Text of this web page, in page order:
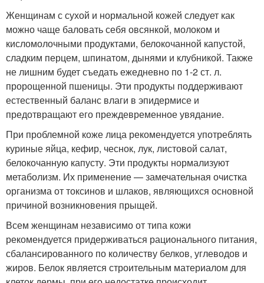
Женщинам с сухой и нормальной кожей следует как
можно чаще баловать себя овсянкой, молоком и
кисломолочными продуктами, белокочанной капустой,
сладким перцем, шпинатом, дынями и клубникой. Также
не лишним будет съедать ежедневно по 1-2 ст. л.
пророщенной пшеницы. Эти продукты поддерживают
естественный баланс влаги в эпидермисе и
предотвращают его преждевременное увядание.
При проблемной коже лица рекомендуется употреблять
куриные яйца, кефир, чеснок, лук, листовой салат,
белокочанную капусту. Эти продукты нормализуют
метаболизм. Их применение — замечательная очистка
организма от токсинов и шлаков, являющихся основной
причиной возникновения прыщей.
Всем женщинам независимо от типа кожи
рекомендуется придерживаться рационального питания,
сбалансированного по количеству белков, углеводов и
жиров. Белок является строительным материалом для